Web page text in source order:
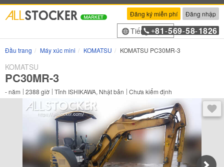
Đăng ký miễn phí Đăng nhập
Tiếng Việt
+81 -569-58-1826
Đầu trang Máy xúc mini KOMATSU KOMATSU PC30MR-3
KOMATSU
PC30MR-3
-năm 2388 giờ Tỉnh ISHIKAWA, Nhật bản Chưa kiểm định